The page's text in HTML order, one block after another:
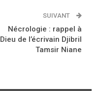
SUIVANT
Nécrologie : rappel à
Dieu de l’écrivain Djibril
Tamsir Niane